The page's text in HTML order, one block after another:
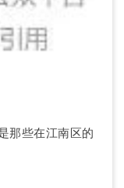
那些在江南区的